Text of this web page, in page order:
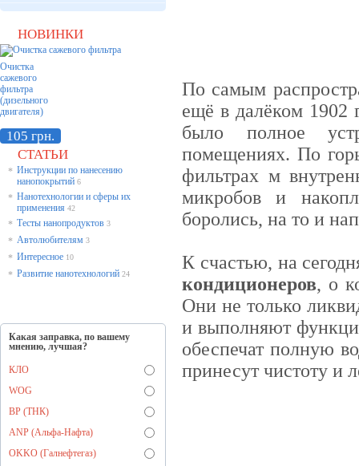
НОВИНКИ
Очистка
сажевого
фильтра
(дизельного
двигателя)
105 грн.
СТАТЬИ
* Инструкции по нанесению
нанопокрытий 6
* Нанотехнологии и сферы их
применения 42
* Тесты нанопродуктов 3
* Автолюбителям 3
* Интересное 10
* Развитие нанотехнологий 24
Какая заправка, по вашему
мнению, лучшая?
КЛО
WOG
BP (ТНК)
ANP (Альфа-Нафта)
OKKO (Галнефтегаз)
По самым
ещё в далёком 1902
было полное
помещениях. По
фильтрах м
микробов и
боролись, на то и
К счастью, на
кондиционеров, о
Они не только
и выполняют
обеспечат полную
принесут чистоту и